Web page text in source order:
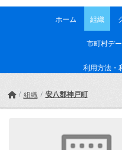
ホーム 組織
市町村デ
利用方法・
組織 安八郡神戸町